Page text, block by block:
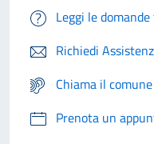
Leggi le
Richiedi
Chiama il
Prenota un